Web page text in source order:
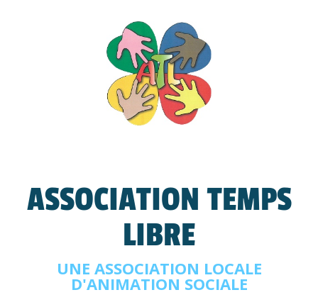
ASSOCIATION TEMPS
LIBRE
UNE ASSOCIATION LOCALE
D'ANIMATION SOCIALE